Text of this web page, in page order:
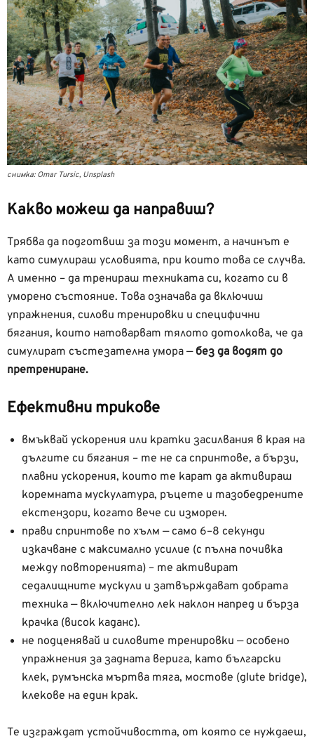
снимка: Omar Tursic, Unsplash
Какво можеш да направиш?
Трябва да подготвиш за този момент, а начинът е
като симулираш условията, при които това се случва.
А именно – да тренираш техниката си, когато си в
уморено състояние. Това означава да включиш
упражнения, силови тренировки и специфични
бягания, които натоварват тялото дотолкова, че да
симулират състезателна умора —без да водят до
претрениране.
Ефективни трикове
вмъквай ускорения или кратки засилвания в края на
дългите си бягания – те не са спринтове, а бързи,
плавни ускорения, които те карат да активираш
коремната мускулатура, ръцете и тазобедрените
екстензори, когато вече си изморен.
прави спринтове по хълм — само 6–8 секунди
изкачване с максимално усилие (с пълна почивка
между повторенията) – те активират
седалищните мускули и затвърждават добрата
техника — включително лек наклон напред и бърза
крачка (висок каданс).
не подценявай и силовите тренировки — особено
упражнения за задната верига, като български
клек, румънска мъртва тяга, мостове (glute bridge),
клекове на един крак.
Те изграждат устойчивостта, от която се нуждаеш,